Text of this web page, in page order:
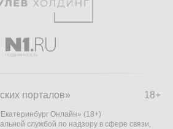
18+
порталов»
Онлайн» (18+)
службой по надзору в сфере связи,